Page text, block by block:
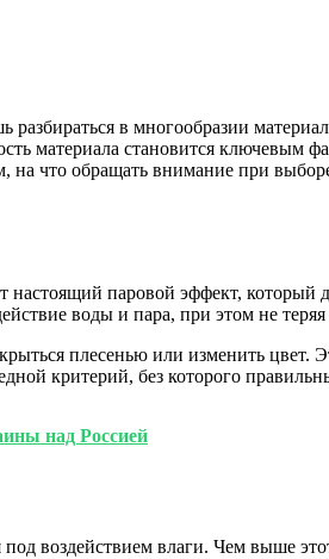
в многообразии
материала становится ключевым
на что обращать внимание при
паровой эффект, который
воды и пара, при этом не
плесенью или изменить цвет.
критерий, без которого
над Россией
воздействием влаги. Чем выше